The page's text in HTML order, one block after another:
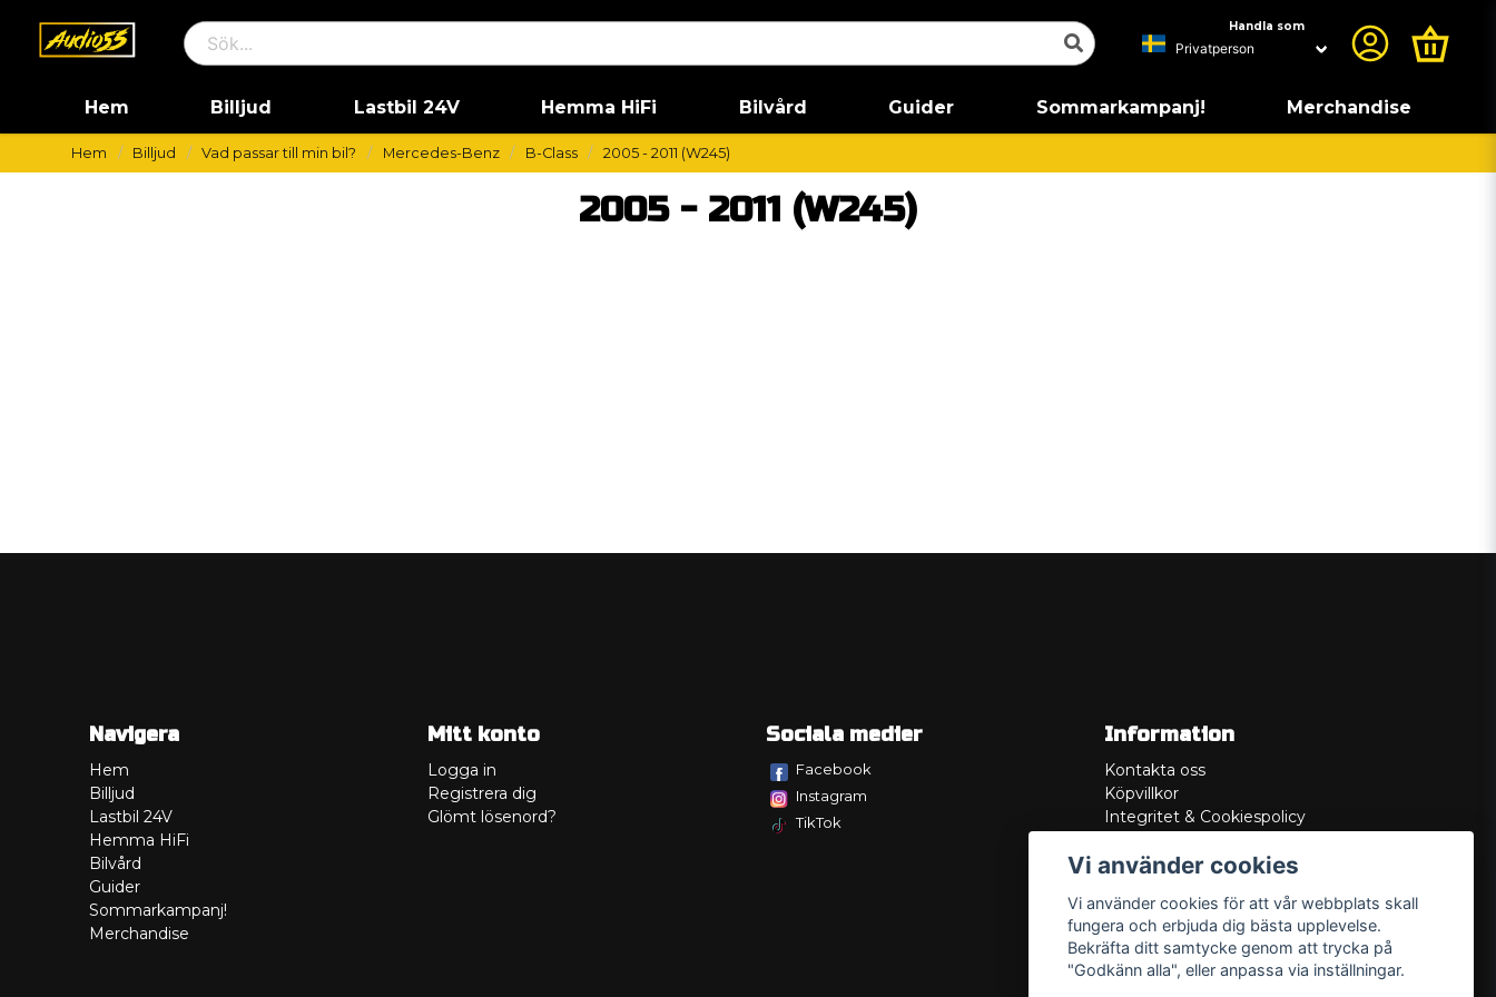
Handla som
Hem Billjud Lastbil 24V Hemma HiFi Bilvård Guider Sommarkampanj! Merchandise
Hem Billjud Vad passar till min bil? Mercedes-Benz B-Class 2005 - 2011 (W245)
2005 - 2011 (W245)
Navigera
Hem
Billjud
Lastbil 24V
Hemma HiFi
Bilvård
Guider
Sommarkampanj!
Merchandise
Mitt konto
Logga in
Registrera dig
Glömt lösenord?
Sociala medier
Facebook
Instagram
TikTok
Information
Kontakta oss
Köpvillkor
Integritet & Cookiespolicy
Service/Garanti
Lådritning
Om oss
Vi använder cookies
Vi använder cookies för att vår webbplats skall
fungera och erbjuda dig bästa upplevelse.
Bekräfta ditt samtycke genom att trycka på
"Godkänn alla", eller anpassa via inställningar.